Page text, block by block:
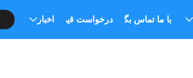
با ما تماس بگیریددرخواست قیمت اخبار